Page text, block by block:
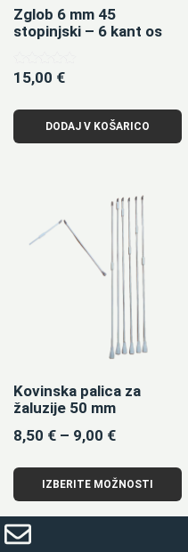
Zglob 6 mm 45
stopinjski – 6 kant os
Ocenjeno
5.00
15,00 €
DODAJ V KOŠARICO
Kovinska palica za
žaluzije 50 mm
8,50 € – 9,00 €
IZBERITE MOŽNOSTI